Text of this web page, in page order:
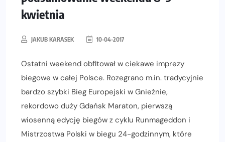
kwietnia
JAKUB KARASEK 10-04-2017
Ostatni weekend obfitował w ciekawe imprezy
biegowe w całej Polsce. Rozegrano m.in. tradycyjnie
bardzo szybki Bieg Europejski w Gnieźnie,
rekordowo duży Gdańsk Maraton, pierwszą
wiosenną edycję biegów z cyklu Runmageddon i
Mistrzostwa Polski w biegu 24-godzinnym, które